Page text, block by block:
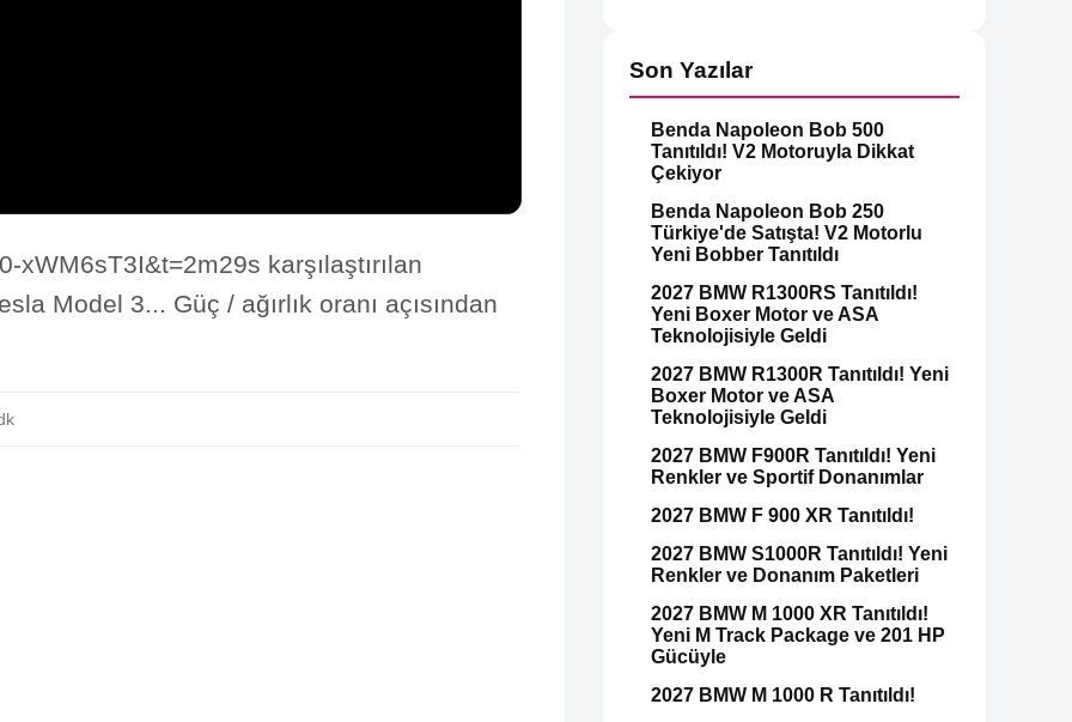
karşılaştırılan
Model 3... Güç / ağırlık oranı açısından
Son Yazılar
Benda Napoleon Bob 500
Tanıtıldı! V2 Motoruyla Dikkat
Çekiyor
Benda Napoleon Bob 250
Türkiye'de Satışta! V2 Motorlu
Yeni Bobber Tanıtıldı
2027 BMW R1300RS Tanıtıldı!
Yeni Boxer Motor ve ASA
Teknolojisiyle Geldi
2027 BMW R1300R Tanıtıldı! Yeni
Boxer Motor ve ASA
Teknolojisiyle Geldi
2027 BMW F900R Tanıtıldı! Yeni
Renkler ve Sportif Donanımlar
2027 BMW F 900 XR Tanıtıldı!
2027 BMW S1000R Tanıtıldı! Yeni
Renkler ve Donanım Paketleri
2027 BMW M 1000 XR Tanıtıldı!
Yeni M Track Package ve 201 HP
Gücüyle
2027 BMW M 1000 R Tanıtıldı!